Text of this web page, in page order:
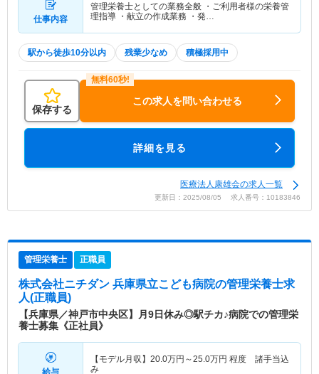
仕事内容
管理栄養士としての業務全般 ・ご利用者様の栄養管
理指導 ・献立の作成業務 ・発…
駅から徒歩10分以内 残業少なめ 積極採用中
保存する
この求人を問い合わせる
詳細を見る
医療法人康雄会の求人一覧
更新日：2025/08/05 求人番号：10183846
管理栄養士 正職員
株式会社ニチダン 兵庫県立こども病院の管理栄養士求
人(正職員)
【兵庫県／神戸市中央区】月9日休み◎駅チカ♪病院での管理栄
養士募集《正社員》
【モデル月収】 20.0万円～25.0万円 程度 諸手当込
み